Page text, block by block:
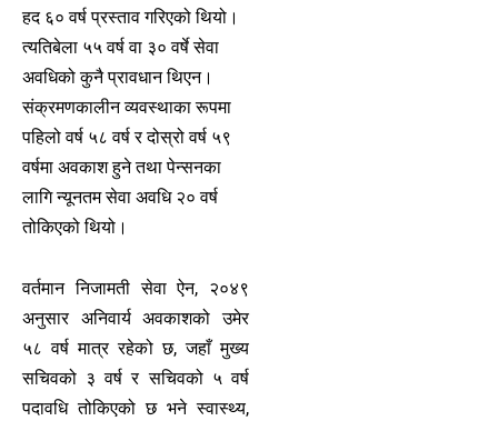
हद ६० वर्ष प्रस्ताव गरिएको थियो।
त्यतिबेला ५५ वर्ष वा ३० वर्षे सेवा
अवधिको कुनै प्रावधान थिएन।
संक्रमणकालीन व्यवस्थाका रूपमा
पहिलो वर्ष ५८ वर्ष र दोस्रो वर्ष ५९
वर्षमा अवकाश हुने तथा पेन्सनका
लागि न्यूनतम सेवा अवधि २० वर्ष
तोकिएको थियो।
वर्तमान निजामती सेवा ऐन, २०४९
अनुसार अनिवार्य अवकाशको उमेर
५८ वर्ष मात्र रहेको छ, जहाँ मुख्य
सचिवको ३ वर्ष र सचिवको ५ वर्ष
पदावधि तोकिएको छ भने स्वास्थ्य,